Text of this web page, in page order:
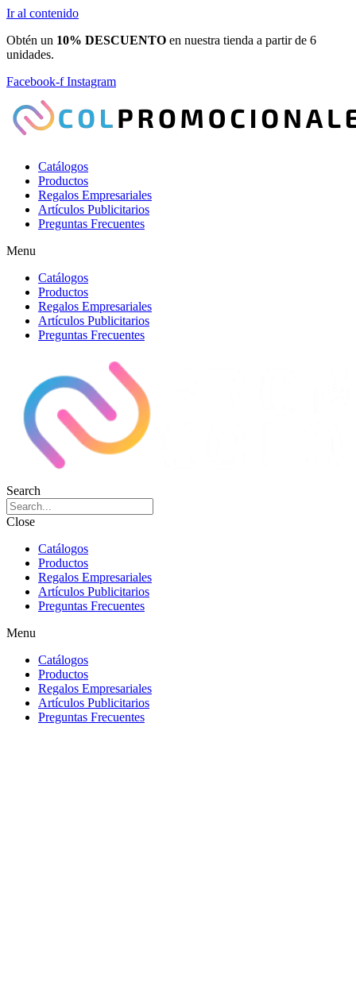
Ir al contenido
Obtén un 10% DESCUENTO en nuestra tienda a partir de 6
unidades.
Facebook-f Instagram
Catálogos
Productos
Regalos Empresariales
Artículos Publicitarios
Preguntas Frecuentes
Menu
Catálogos
Productos
Regalos Empresariales
Artículos Publicitarios
Preguntas Frecuentes
Search
Close
Catálogos
Productos
Regalos Empresariales
Artículos Publicitarios
Preguntas Frecuentes
Menu
Catálogos
Productos
Regalos Empresariales
Artículos Publicitarios
Preguntas Frecuentes